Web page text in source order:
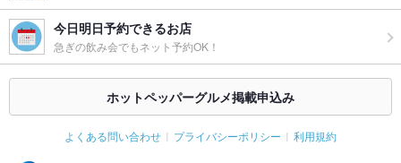
今日明日予約できるお店
急ぎの飲み会でもネット予約OK！
ホットペッパーグルメ掲載申込み
よくある問い合わせ プライバシーポリシー 利用規約